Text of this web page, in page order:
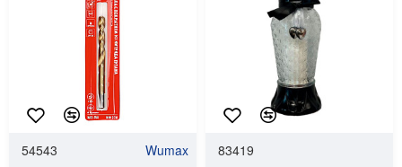
54543 Wumax 83419